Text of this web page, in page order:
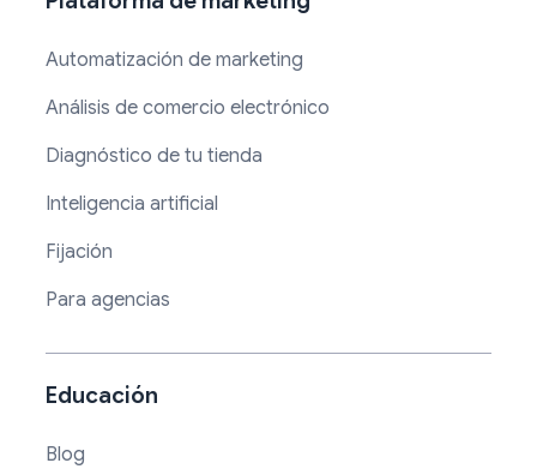
Automatización de marketing
Análisis de comercio electrónico
Diagnóstico de tu tienda
Inteligencia artificial
Fijación
Para agencias
Educación
Blog